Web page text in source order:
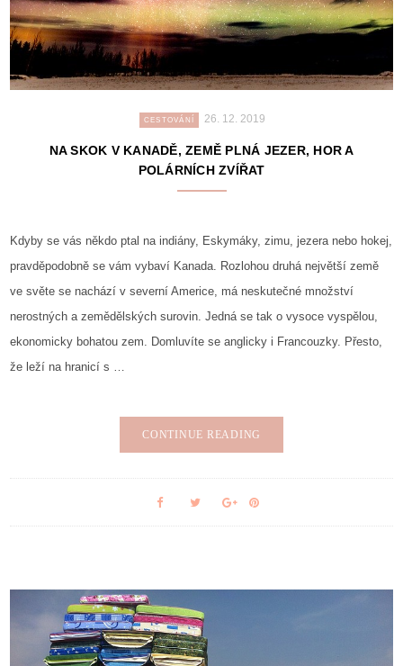
CESTOVÁNÍ 26. 12. 2019
NA SKOK V KANADĚ, ZEMĚ PLNÁ JEZER, HOR A
POLÁRNÍCH ZVÍŘAT
Kdyby se vás někdo ptal na indiány, Eskymáky, zimu, jezera nebo hokej,
pravděpodobně se vám vybaví Kanada. Rozlohou druhá největší země
ve světe se nachází v severní Americe, má neskutečné množství
nerostných a zemědělských surovin. Jedná se tak o vysoce vyspělou,
ekonomicky bohatou zem. Domluvíte se anglicky i Francouzky. Přesto,
že leží na hranicí s …
CONTINUE READING